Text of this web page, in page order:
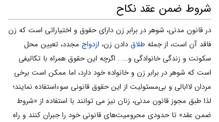
شروط ضمن عقد نکاح
در قانون مدنی، شوهر در برابر زن دارای حقوق و اختیاراتی است که زن
فاقد آن است، از جمله طلاق دادن زن، ازدواج مجدد، تعیین محل
سکونت و زندگی خانوادگی و... . اگرچه این حقوق همراه با تکالیفی
است که شوهر در برابر زن و خانواده خود دارد، اما ممکن است برخی
مردان لاابالی و بی‌مسئولیت از این حقوق قانونی سوءاستفاده نمایند؛
لذا طبق مجوز قانون مدنی، زنان نیز می توانند با استفاده از «شروط
ضمن عقد» تا حدودی محرومیت‌های قانونی خود را جبران کنند و راه